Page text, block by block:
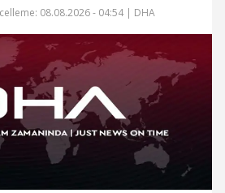
08.08.2026 - 04:54 | DHA